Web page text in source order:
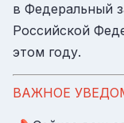
в Федеральный
Российской
этом году.
ВАЖНОЕ